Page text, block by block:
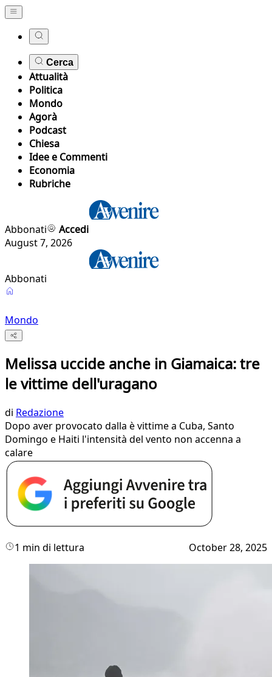
Cerca
Attualità
Politica
Mondo
Agorà
Podcast
Chiesa
Idee e Commenti
Economia
Rubriche
Abbonati
Accedi
August 7, 2026
Abbonati
Mondo
Melissa uccide anche in Giamaica: tre
le vittime dell'uragano
di Redazione
Dopo aver provocato dalla è vittime a Cuba, Santo
Domingo e Haiti l'intensità del vento non accenna a
calare
1 min di lettura October 28, 2025